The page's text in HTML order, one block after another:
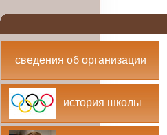
сведения об организации
история школы